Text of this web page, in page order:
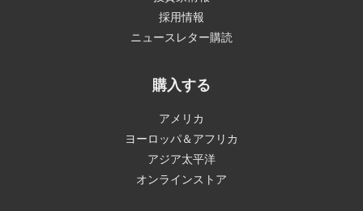
採用情報
ニュースレター購読
購入する
アメリカ
ヨーロッパ＆アフリカ
アジア太平洋
オンラインストア